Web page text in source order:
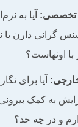
تخصصی: آیا به
گرانی دارن
با اونهاست؟
آیا برای
به کمک
و در چه حد؟